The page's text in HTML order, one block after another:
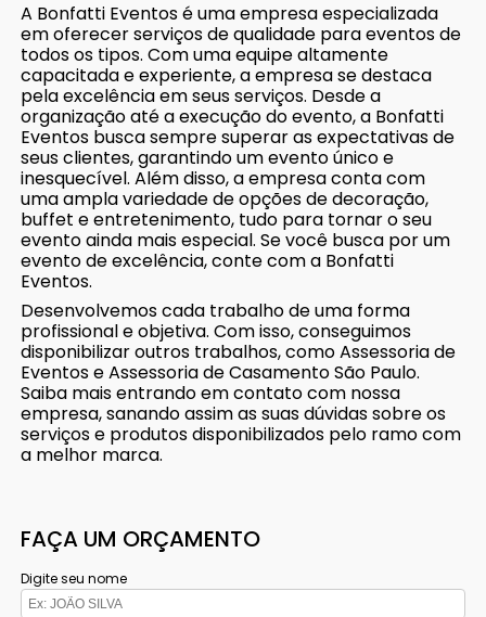
A Bonfatti Eventos é uma empresa especializada
em oferecer serviços de qualidade para eventos de
todos os tipos. Com uma equipe altamente
capacitada e experiente, a empresa se destaca
pela excelência em seus serviços. Desde a
organização até a execução do evento, a Bonfatti
Eventos busca sempre superar as expectativas de
seus clientes, garantindo um evento único e
inesquecível. Além disso, a empresa conta com
uma ampla variedade de opções de decoração,
buffet e entretenimento, tudo para tornar o seu
evento ainda mais especial. Se você busca por um
evento de excelência, conte com a Bonfatti
Eventos.
Desenvolvemos cada trabalho de uma forma
profissional e objetiva. Com isso, conseguimos
disponibilizar outros trabalhos, como Assessoria de
Eventos e Assessoria de Casamento São Paulo.
Saiba mais entrando em contato com nossa
empresa, sanando assim as suas dúvidas sobre os
serviços e produtos disponibilizados pelo ramo com
a melhor marca.
FAÇA UM ORÇAMENTO
Digite seu nome